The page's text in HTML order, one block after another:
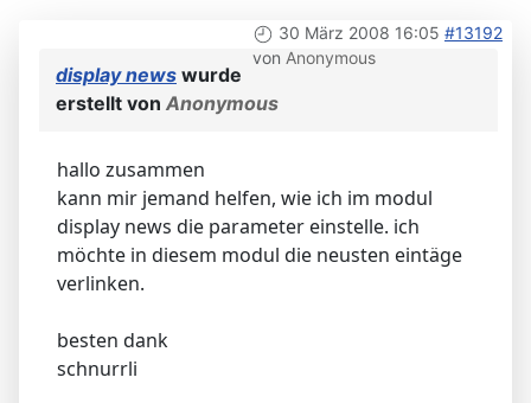
30 März 2008 16:05 #13192
von Anonymous
display news wurde
erstellt von Anonymous
hallo zusammen
kann mir jemand helfen, wie ich im modul
display news die parameter einstelle. ich
möchte in diesem modul die neusten eintäge
verlinken.
besten dank
schnurrli